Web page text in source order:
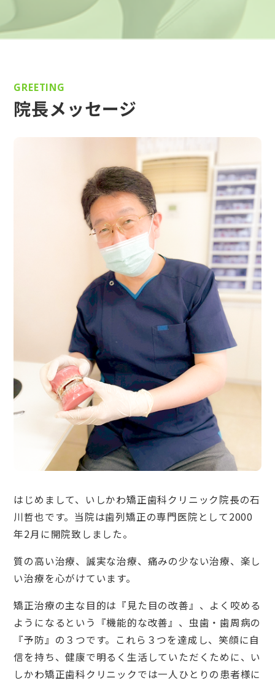
GREETING
院長メッセージ
はじめまして、いしかわ矯正歯科クリニック院長の石
川哲也です。当院は歯列矯正の専門医院として2000
年2月に開院致しました。
質の高い治療、誠実な治療、痛みの少ない治療、楽し
い治療を心がけています。
矯正治療の主な目的は『見た目の改善』、よく咬める
ようになるという『機能的な改善』、虫歯・歯周病の
『予防』の３つです。これら３つを達成し、笑顔に自
信を持ち、健康で明るく生活していただくために、い
しかわ矯正歯科クリニックでは一人ひとりの患者様に